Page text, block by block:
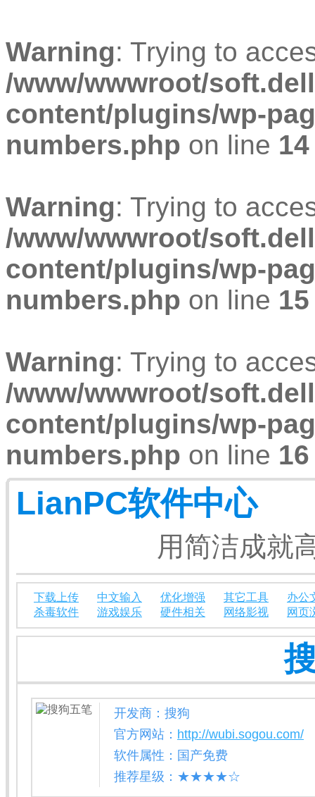
Warning: Trying to
/www/wwwroot/
content/plugins/wp-
numbers.php on line 14
Warning: Trying to
/www/wwwroot/
content/plugins/wp-
numbers.php on line 15
Warning: Trying to
/www/wwwroot/
content/plugins/wp-
numbers.php on line 16
LianPC软件中心
用简洁成就
下载上传 中文输入 优化增强 其它工具
办公
杀毒软件
游戏娱乐 硬件相关 网络影视 网页
开发商：搜狗
官方网站： http://wubi.sogou.com/
软件属性：国产免费
推荐星级：★★★★☆